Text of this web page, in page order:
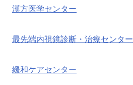
漢方医学センター
最先端内視鏡診断・治療センター
緩和ケアセンター